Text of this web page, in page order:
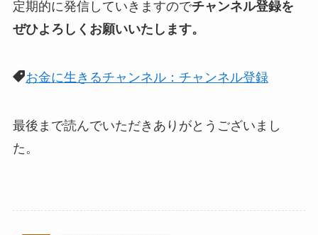
定期的に発信していきますのでチャンネル登録を
ぜひよろしくお願いいたします。
お金に生きるチャンネル：チャンネル登録
最後まで読んでいただきありがとうございまし
た。